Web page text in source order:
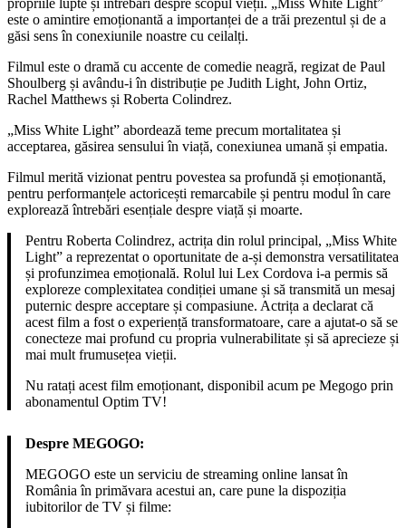
este o amintire emoționantă a importanței de a trăi prezentul și de a
găsi sens în conexiunile noastre cu ceilalți.
Filmul este o dramă cu accente de comedie neagră, regizat de Paul
Shoulberg și avându-i în distribuție pe Judith Light, John Ortiz,
Rachel Matthews și Roberta Colindrez.
„Miss White Light” abordează teme precum mortalitatea și
acceptarea, găsirea sensului în viață, conexiunea umană și empatia.
Filmul merită vizionat pentru povestea sa profundă și emoționantă,
pentru performanțele actoricești remarcabile și pentru modul în care
explorează întrebări esențiale despre viață și moarte.
Pentru Roberta Colindrez, actrița din rolul principal, „Miss White
Light” a reprezentat o oportunitate de a-și demonstra versatilitatea
și profunzimea emoțională. Rolul lui Lex Cordova i-a permis să
exploreze complexitatea condiției umane și să transmită un mesaj
puternic despre acceptare și compasiune. Actrița a declarat că
acest film a fost o experiență transformatoare, care a ajutat-o să se
conecteze mai profund cu propria vulnerabilitate și să aprecieze și
mai mult frumusețea vieții.
Nu ratați acest film emoționant, disponibil acum pe Megogo prin
abonamentul Optim TV!
Despre MEGOGO:
MEGOGO este un serviciu de streaming online lansat în
România în primăvara acestui an, care pune la dispoziția
iubitorilor de TV și filme: